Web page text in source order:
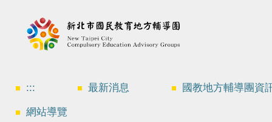
::: 最新消息 國教地方輔導團資
網站導覽